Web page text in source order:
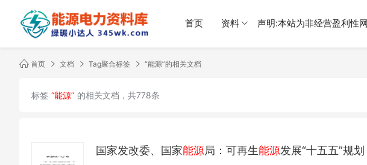
首页 资料 声明:本站为非经营盈利性
首页 文档 Tag聚合标签 “能源”的相关文档
标签 “能源” 的相关文档，共778条
国家发改委、国家能源局：可再生能源发展“十五五”规划